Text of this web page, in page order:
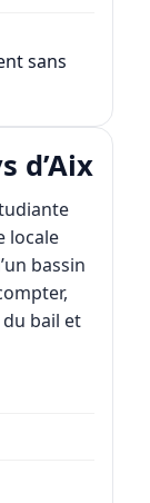
sans
d’Aix
locale
bassin
du bail et